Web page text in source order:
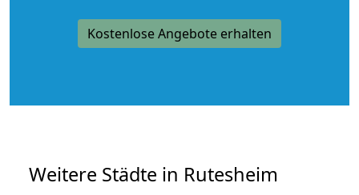
Kostenlose Angebote erhalten
Weitere Städte in Rutesheim